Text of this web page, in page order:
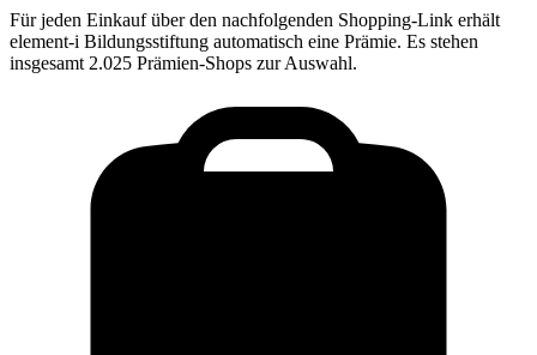
Für jeden Einkauf über den nachfolgenden Shopping-Link erhält
element-i Bildungsstiftung automatisch eine Prämie. Es stehen
insgesamt 2.025 Prämien-Shops zur Auswahl.